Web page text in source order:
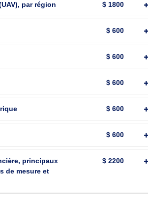
par région $ 1800
$ 600
$ 600
$ 600
$ 600
$ 600
principaux
de mesure et
$ 2200